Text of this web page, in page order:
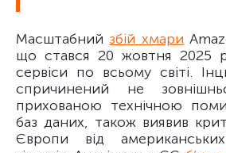
Масштабний збій хмари
що стався 20 жовтня 2025
сервіси по всьому світі.
спричинений не
прихованою технічною
баз даних, також виявив
Європи від американських